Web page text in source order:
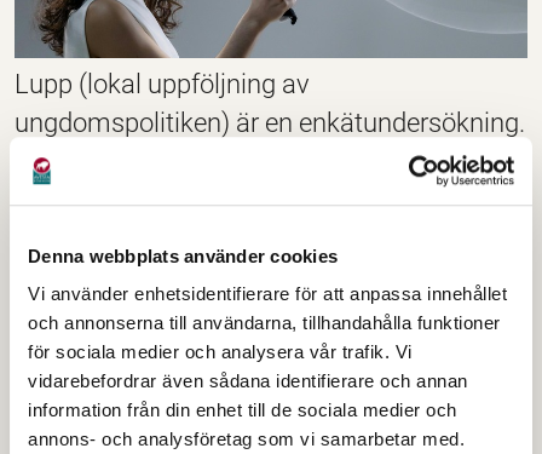
Denna webbplats använder cookies
Vi använder enhetsidentifierare för att anpassa innehållet
och annonserna till användarna, tillhandahålla funktioner
för sociala medier och analysera vår trafik. Vi
vidarebefordrar även sådana identifierare och annan
information från din enhet till de sociala medier och
annons- och analysföretag som vi samarbetar med.
Lupp (lokal uppföljning av
ungdomspolitiken) är en enkätundersökning.
Den vänder sig till dig mellan 13–19 år och
innehåller frågor om fritid, skola, politik,
Lupp-undersökningen görs för att ta reda på hur
ungas livssituation ser ut i Avesta, Dalarna och
Sverige. I Avesta kommun genomförs Lupp i årskurs
8 på högstadiet och andra året på gymnasiet vart